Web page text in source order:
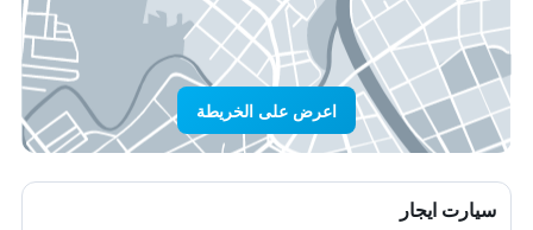
اعرض على الخريطة
سيارت ايجار